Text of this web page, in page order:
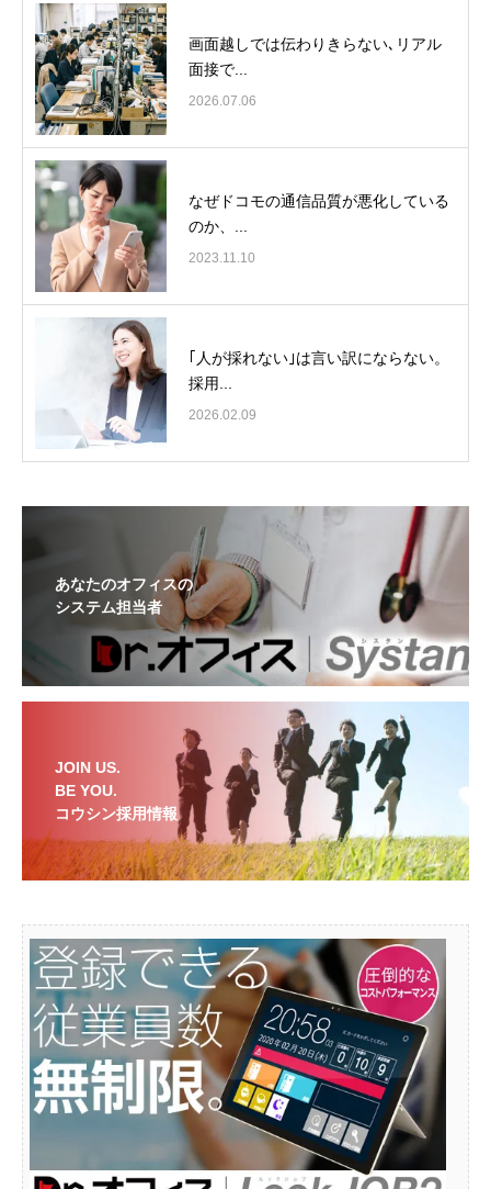
画面越しでは伝わりきらない､リアル
面接で...
2026.07.06
なぜドコモの通信品質が悪化している
のか、...
2023.11.10
｢人が採れない｣は言い訳にならない。
採用...
2026.02.09
あなたのオフィスの
システム担当者
JOIN US.
BE YOU.
コウシン採用情報